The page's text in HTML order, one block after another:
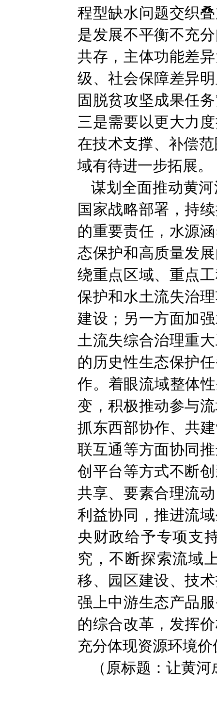
程型缺水问题交织
是发展不平衡不充
共存，主体功能差
级、社会保障差异
固脱贫攻坚成果任
三是需要以更大力
在技术支撑、补偿
域有待进一步拓展。
谋划全面推动黄
国家战略部署，持
的重要责任，水源
态保护和高质量发
绕重点区域、重点
保护和水土流失治
建设；另一方面加
土流失综合治理重
的历史性生态保护
作。着眼流域整体
变，积极推动参与
抓东西部协作、共
联互通等方面协同
创平台等方式不断
共享、要素合理流
利益协同，推进流
央财政给予专项支
究，不断探索流域
移、园区建设、技
强上中游生态产品
的综合改革，发挥
充分体现资源环境价
（原标题：让黄